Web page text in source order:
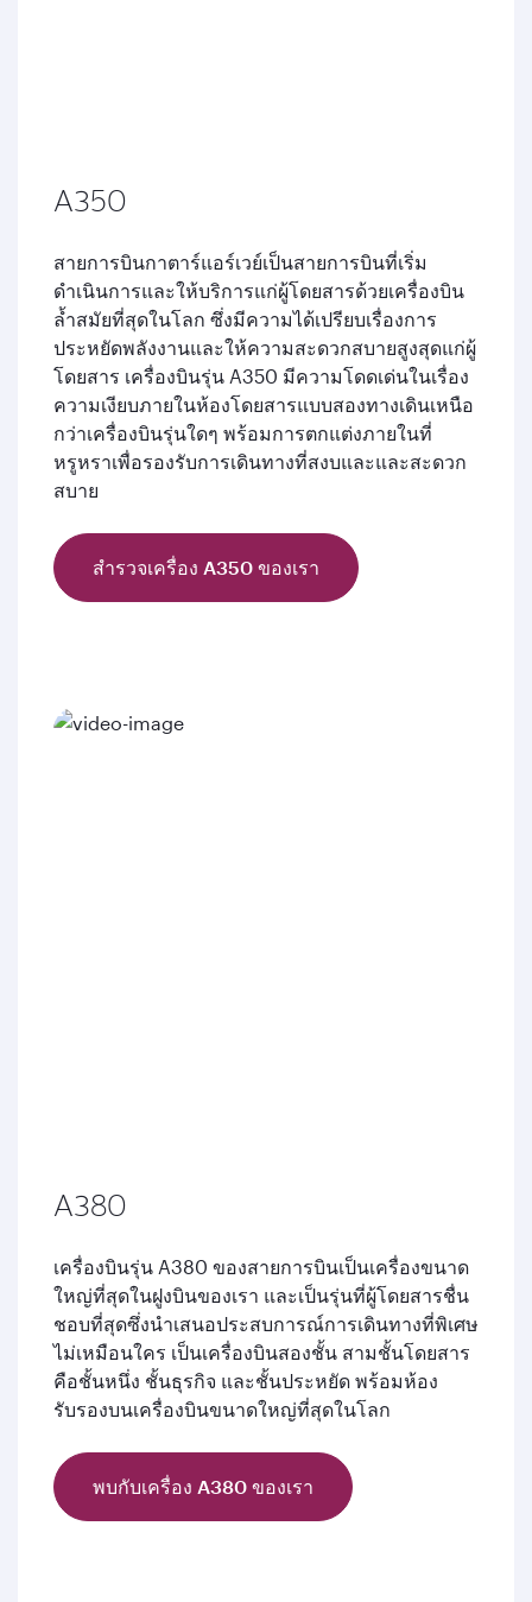
A350
สายการบินกาตาร์แอร์เวย์เป็นสายการบินที่เริ่ม
ดำเนินการและให้บริการแก่ผู้โดยสารด้วยเครื่องบิน
ล้ำสมัยที่สุดในโลก ซึ่งมีความได้เปรียบเรื่องการ
ประหยัดพลังงานและให้ความสะดวกสบายสูงสุดแก่ผู้
โดยสาร เครื่องบินรุ่น A350 มีความโดดเด่นในเรื่อง
ความเงียบภายในห้องโดยสารแบบสองทางเดินเหนือ
กว่าเครื่องบินรุ่นใดๆ พร้อมการตกแต่งภายในที่
หรูหราเพื่อรองรับการเดินทางที่สงบและและสะดวก
สบาย
สำรวจเครื่อง A350 ของเรา
A380
เครื่องบินรุ่น A380 ของสายการบินเป็นเครื่องขนาด
ใหญ่ที่สุดในฝูงบินของเรา และเป็นรุ่นที่ผู้โดยสารชื่น
ชอบที่สุดซึ่งนำเสนอประสบการณ์การเดินทางที่พิเศษ
ไม่เหมือนใคร เป็นเครื่องบินสองชั้น สามชั้นโดยสาร
คือชั้นหนึ่ง ชั้นธุรกิจ และชั้นประหยัด พร้อมห้อง
รับรองบนเครื่องบินขนาดใหญ่ที่สุดในโลก
พบกับเครื่อง A380 ของเรา